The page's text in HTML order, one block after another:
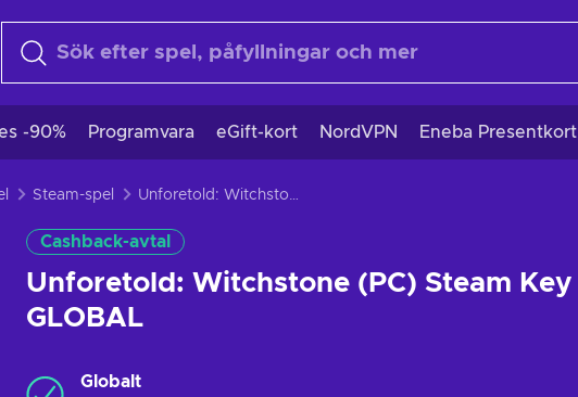
-90% Programvara eGift-kort NordVPN Eneba Presentkort
Steam-spel Unforetold: Witchstone (PC) Steam Key GLOBAL
Cashback-avtal
Unforetold: Witchstone (PC) Steam Key
GLOBAL
Globalt